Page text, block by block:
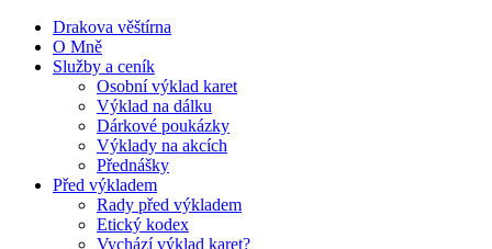
Drakova věštírna
O Mně
Služby a ceník
Osobní výklad karet
Výklad na dálku
Dárkové poukázky
Výklady na akcích
Přednášky
Před výkladem
Rady před výkladem
Etický kodex
Vychází výklad karet?